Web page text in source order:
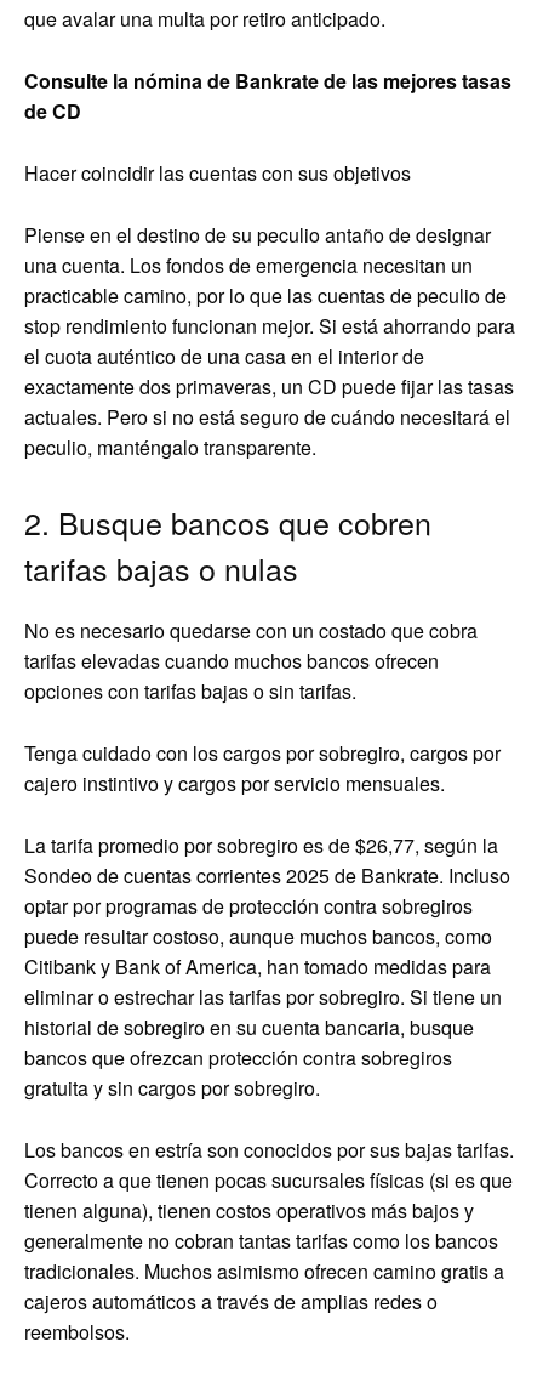
que avalar una multa por retiro anticipado.
Consulte la nómina de Bankrate de las mejores tasas
de CD
Hacer coincidir las cuentas con sus objetivos
Piense en el destino de su peculio antaño de designar
una cuenta. Los fondos de emergencia necesitan un
practicable camino, por lo que las cuentas de peculio de
stop rendimiento funcionan mejor. Si está ahorrando para
el cuota auténtico de una casa en el interior de
exactamente dos primaveras, un CD puede fijar las tasas
actuales. Pero si no está seguro de cuándo necesitará el
peculio, manténgalo transparente.
2. Busque bancos que cobren
tarifas bajas o nulas
No es necesario quedarse con un costado que cobra
tarifas elevadas cuando muchos bancos ofrecen
opciones con tarifas bajas o sin tarifas.
Tenga cuidado con los cargos por sobregiro, cargos por
cajero instintivo y cargos por servicio mensuales.
La tarifa promedio por sobregiro es de $26,77, según la
Sondeo de cuentas corrientes 2025 de Bankrate. Incluso
optar por programas de protección contra sobregiros
puede resultar costoso, aunque muchos bancos, como
Citibank y Bank of America, han tomado medidas para
eliminar o estrechar las tarifas por sobregiro. Si tiene un
historial de sobregiro en su cuenta bancaria, busque
bancos que ofrezcan protección contra sobregiros
gratuita y sin cargos por sobregiro.
Los bancos en estría son conocidos por sus bajas tarifas.
Correcto a que tienen pocas sucursales físicas (si es que
tienen alguna), tienen costos operativos más bajos y
generalmente no cobran tantas tarifas como los bancos
tradicionales. Muchos asimismo ofrecen camino gratis a
cajeros automáticos a través de amplias redes o
reembolsos.